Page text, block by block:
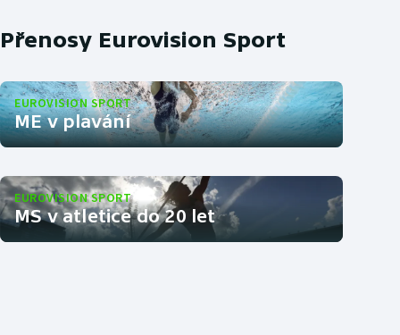
Přenosy Eurovision Sport
EUROVISION SPORT
ME v plavání
EUROVISION SPORT
MS v atletice do 20 let